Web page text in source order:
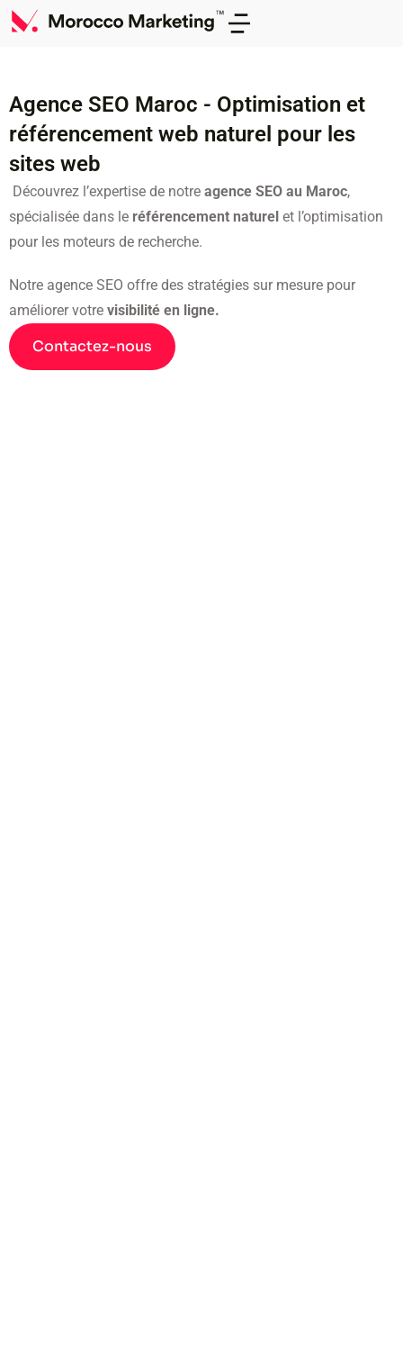
Agence SEO Maroc - Optimisation et
référencement web naturel pour les
sites web
Découvrez l’expertise de notre agence SEO au Maroc,
spécialisée dans le référencement naturel et l’optimisation
pour les moteurs de recherche.
Notre agence SEO offre des stratégies sur mesure pour
améliorer votre visibilité en ligne.
Contactez-nous